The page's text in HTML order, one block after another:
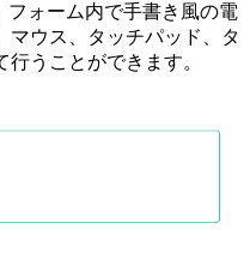
フォーム内で手書き風の電
マウス、タッチパッド、タ
うことができます。